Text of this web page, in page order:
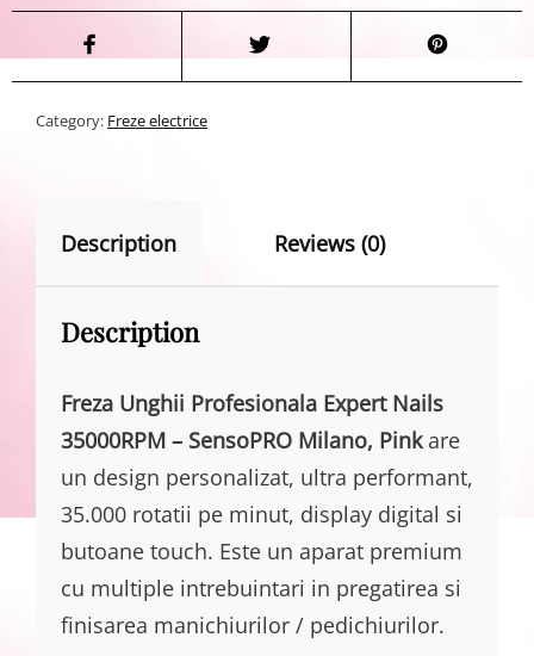
Category: Freze electrice
Description Reviews (0)
Description
Freza Unghii Profesionala Expert Nails
35000RPM – SensoPRO Milano, Pinkare
un design personalizat, ultra performant,
35.000 rotatii pe minut, display digital si
butoane touch. Este un aparat premium
cu multiple intrebuintari in pregatirea si
finisarea manichiurilor / pedichiurilor.